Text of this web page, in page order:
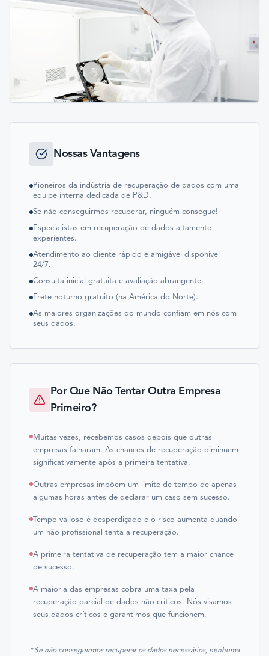
Nossas Vantagens
Pioneiros da indústria de recuperação de dados com uma
equipe interna dedicada de P&D.
Se não conseguirmos recuperar, ninguém consegue!
Especialistas em recuperação de dados altamente
experientes.
Atendimento ao cliente rápido e amigável disponível
24/7.
Consulta inicial gratuita e avaliação abrangente.
Frete noturno gratuito (na América do Norte).
As maiores organizações do mundo confiam em nós com
seus dados.
Por Que Não Tentar Outra Empresa
Primeiro?
Muitas vezes, recebemos casos depois que outras
empresas falharam. As chances de recuperação diminuem
significativamente após a primeira tentativa.
Outras empresas impõem um limite de tempo de apenas
algumas horas antes de declarar um caso sem sucesso.
Tempo valioso é desperdiçado e o risco aumenta quando
um não profissional tenta a recuperação.
A primeira tentativa de recuperação tem a maior chance
de sucesso.
A maioria das empresas cobra uma taxa pela
recuperação parcial de dados não críticos. Nós visamos
seus dados críticos e garantimos que funcionem.
* Se não conseguirmos recuperar os dados necessários, nenhuma